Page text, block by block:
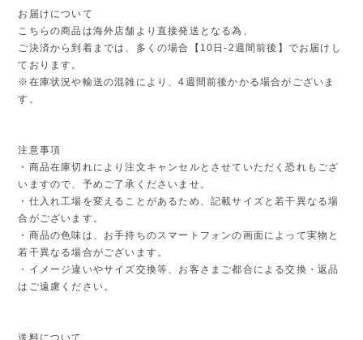
お届けについて
こちらの商品は海外店舗より直接発送となる為、
ご決済から到着までは、多くの場合【10日-2週間前後】でお届けし
ております。
※在庫状況や輸送の混雑により、4週間前後かかる場合がございま
す。
注意事項
・商品在庫切れにより注文キャンセルとさせていただく恐れもござ
いますので、予めご了承くださいませ。
・仕入れ工場を変えることがあるため、記載サイズと若干異なる場
合がございます。
・商品の色味は、お手持ちのスマートフォンの画面によって実物と
若干異なる場合がございます。
・イメージ違いやサイズ交換等、お客さまご都合による交換・返品
はご遠慮ください。
送料について